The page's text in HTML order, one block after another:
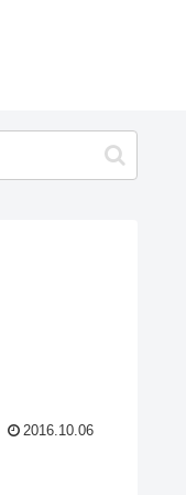
2016.10.06